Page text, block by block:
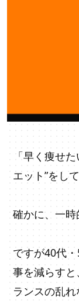
「早く痩せ
エット”をし
確かに、一時
ですが40代
事を減らす
ランスの乱れ